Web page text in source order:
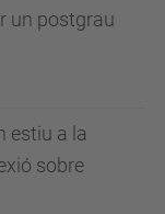
un postgrau
estiu a la
sobre